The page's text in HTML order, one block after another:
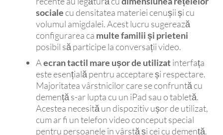
socialecu densitatea materiei cenușii și cu
volumul amigdalei. Acest lucru sugerează
configurarea ca multe familii și prieteni
posibil să participe la conversații video.
Aecran tactil mare ușor de utilizatinterfața
este esențială pentru acceptare și respectare.
Majoritatea vârstnicilor care se confruntă cu
demență s-ar lupta cu un iPad sau o tabletă.
Acestea necesită un dispozitiv ușor de utilizat,
cum ar fi un telefon video conceput special
pentru persoanele în vârstă și cei cu demență.